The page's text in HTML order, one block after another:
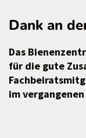
Dank an
Das
für die gute
im